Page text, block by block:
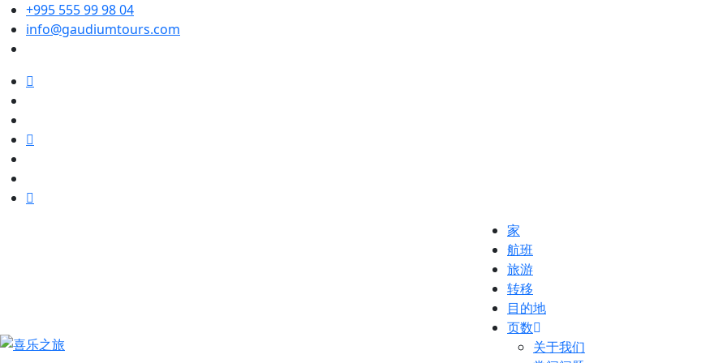
+995 555 99 98 04
info@gaudiumtours.com
家
航班
旅游
转移
目的地
页数
关于我们